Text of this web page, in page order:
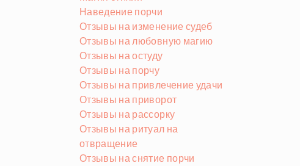
Наведение порчи
Отзывы на изменение судеб
Отзывы на любовную магию
Отзывы на остуду
Отзывы на порчу
Отзывы на привлечение удачи
Отзывы на приворот
Отзывы на рассорку
Отзывы на ритуал на
отвращение
Отзывы на снятие порчи